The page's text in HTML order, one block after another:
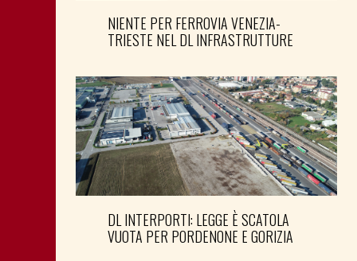
NIENTE PER FERROVIA VENEZIA-
TRIESTE NEL DL INFRASTRUTTURE
DL INTERPORTI: LEGGE È SCATOLA
VUOTA PER PORDENONE E GORIZIA